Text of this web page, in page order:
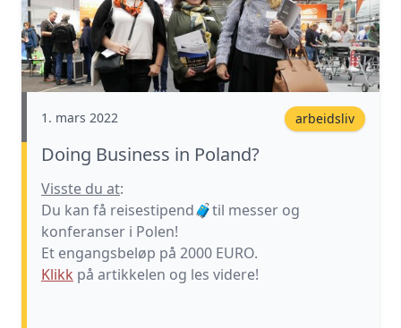
1. mars 2022 arbeidsliv
Doing Business in Poland?
Visste du at:
Du kan få reisestipend🧳til messer og
konferanser i Polen!
Et engangsbeløp på 2000 EURO.
Klikk på artikkelen og les videre!